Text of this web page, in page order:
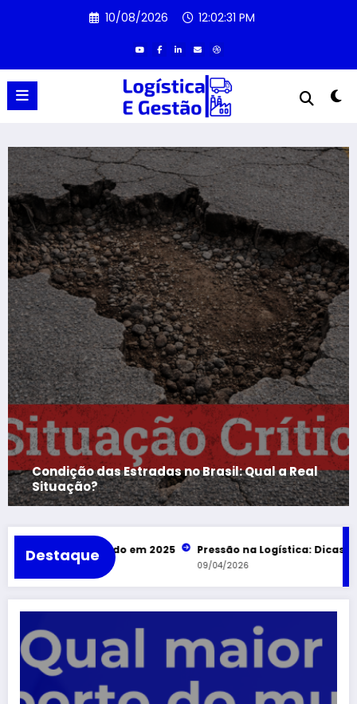
10/08/2026 12:02:33 PM
a Real
Ranking dos Maiores Aeroportos do
2025
Destaque
do Mundo em 2025 Pressão na Logística: Dicas para
09/04/2026